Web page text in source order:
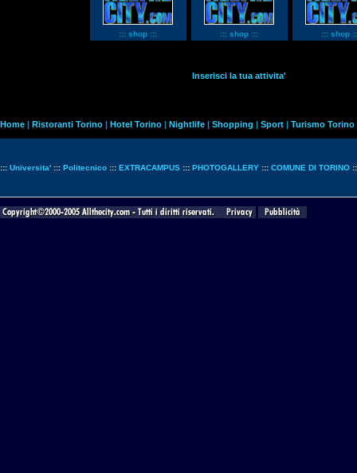
::: shop ::: ::: shop ::: ::: shop
Inserisci la tua attivita'
Home | Ristoranti Torino | Hotel Torino | Nightlife | Shopping | Sport | Turismo Torino
::: Universita' ::: Politecnico ::: EXTRACAMPUS ::: PHOTOGALLERY ::: COMUNE DI TORINO